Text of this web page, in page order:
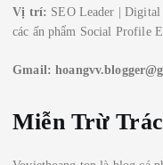
Vị trí: SEO Leader |
các ấn phẩm Social Profile
Gmail:
Miễn Trừ